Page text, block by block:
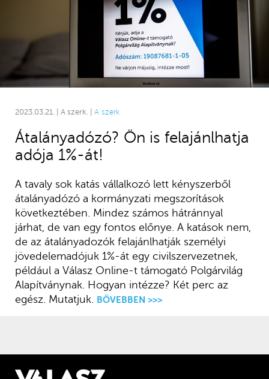
2023.03.21. | A szerk. | A szerk
Átalányadózó? Ön is felajánlhatja
adója 1%-át!
A tavaly sok katás vállalkozó lett kényszerből
átalányadózó a kormányzati megszorítások
következtében. Mindez számos hátránnyal
járhat, de van egy fontos előnye. A katások nem,
de az átalányadozók felajánlhatják személyi
jövedelemadójuk 1%-át egy civilszervezetnek,
például a Válasz Online-t támogató Polgárvilág
Alapítványnak. Hogyan intézze? Két perc az
egész. Mutatjuk. BŐVEBBEN >>>